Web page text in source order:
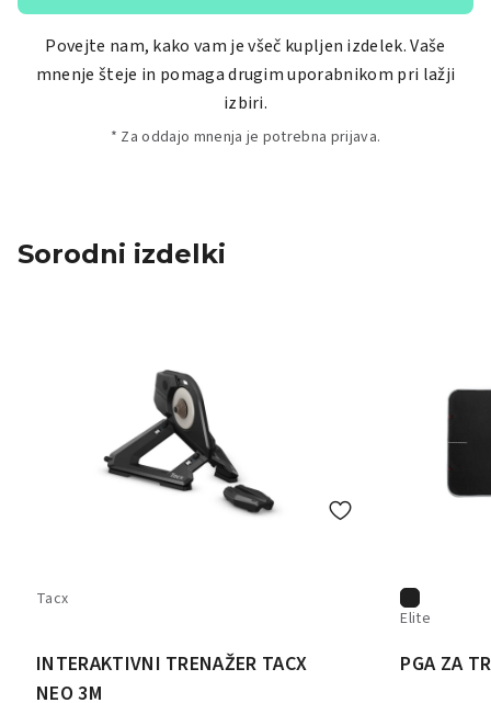
Povejte nam, kako vam je všeč kupljen izdelek. Vaše
mnenje šteje in pomaga drugim uporabnikom pri lažji
izbiri.
* Za oddajo mnenja je potrebna prijava.
Sorodni izdelki
Tacx
INTERAKTIVNI TRENAŽER TACX
NEO 3M
Elite
PGA ZA